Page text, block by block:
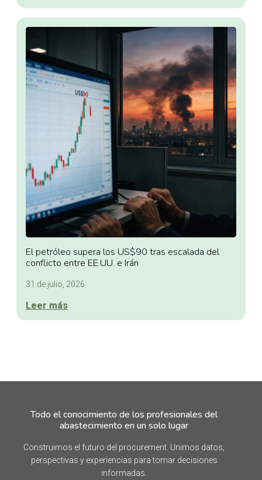
El petróleo supera los US$90 tras escalada del
conflicto entre EE.UU. e Irán
31 de julio, 2026
Leer más
Todo el conocimiento de los profesionales del
abastecimiento en un solo lugar
Construimos el futuro del procurement. Unimos datos,
perspectivas y experiencias para tomar decisiones
informadas.